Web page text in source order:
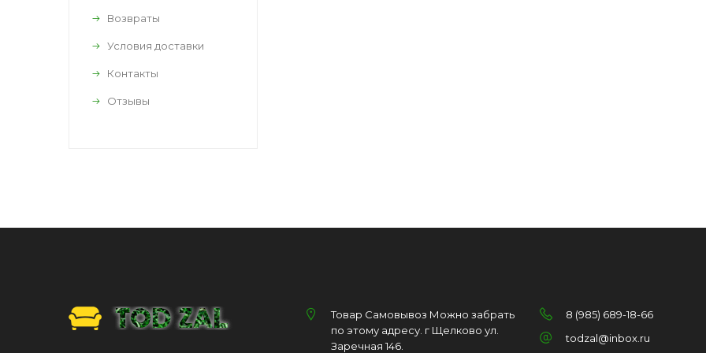
Возвраты
Условия доставки
Контакты
Отзывы
Товар Самовывоз Можно забрать
по этому адресу. г Щелково ул.
Заречная 146.
8 (985) 689-18-66
todzal@inbox.ru